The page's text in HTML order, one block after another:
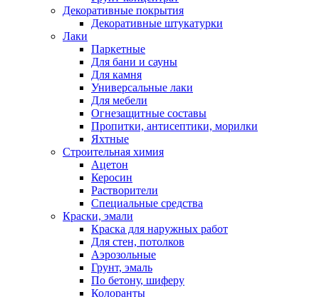
Декоративные покрытия
Декоративные штукатурки
Лаки
Паркетные
Для бани и сауны
Для камня
Универсальные лаки
Для мебели
Огнезащитные составы
Пропитки, антисептики, морилки
Яхтные
Строительная химия
Ацетон
Керосин
Растворители
Специальные средства
Краски, эмали
Краска для наружных работ
Для стен, потолков
Аэрозольные
Грунт, эмаль
По бетону, шиферу
Колоранты